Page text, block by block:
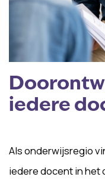
iedere
Als onderwijsregio
iedere docent in het